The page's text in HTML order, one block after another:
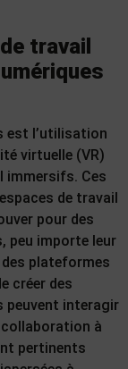
travail
est l’utilisation
virtuelle (VR)
immersifs. Ces
de travail
pour des
peu importe leur
plateformes
créer des
peuvent interagir
à
pertinents